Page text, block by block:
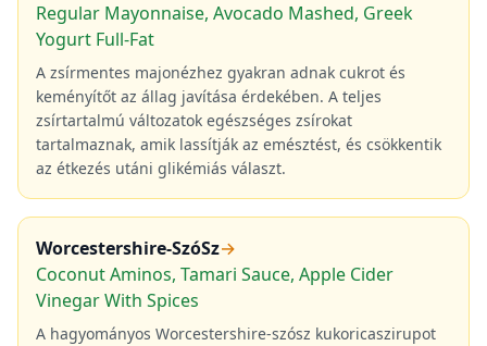
Regular Mayonnaise, Avocado Mashed, Greek
Yogurt Full-Fat
A zsírmentes majonézhez gyakran adnak cukrot és
keményítőt az állag javítása érdekében. A teljes
zsírtartalmú változatok egészséges zsírokat
tartalmaznak, amik lassítják az emésztést, és csökkentik
az étkezés utáni glikémiás választ.
Worcestershire-SzóSz→
Coconut Aminos, Tamari Sauce, Apple Cider
Vinegar With Spices
A hagyományos Worcestershire-szósz kukoricaszirupot